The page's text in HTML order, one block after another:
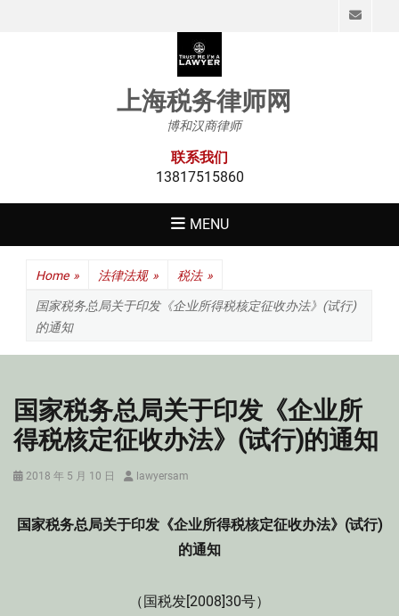
上海税务律师网
博和汉商律师
联系我们
13817515860
MENU
Home » 法律法规 » 税法 »
国家税务总局关于印发《企业所得税核定征收办法》(试行)
的通知
国家税务总局关于印发《企业所
得税核定征收办法》(试行)的通知
Posted
2018 年 5 月 10 日 Authorlawyersam
国家税务总局关于印发《企业所得税核定征收办法》(试行)
的通知
（国税发[2008]30号）